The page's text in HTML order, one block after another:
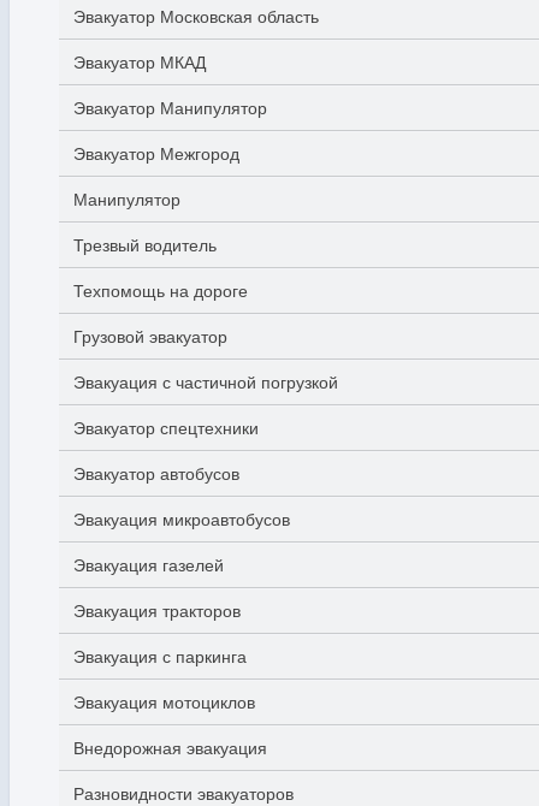
Эвакуатор Московская область
Эвакуатор МКАД
Эвакуатор Манипулятор
Эвакуатор Межгород
Манипулятор
Трезвый водитель
Техпомощь на дороге
Грузовой эвакуатор
Эвакуация с частичной погрузкой
Эвакуатор спецтехники
Эвакуатор автобусов
Эвакуация микроавтобусов
Эвакуация газелей
Эвакуация тракторов
Эвакуация с паркинга
Эвакуация мотоциклов
Внедорожная эвакуация
Разновидности эвакуаторов